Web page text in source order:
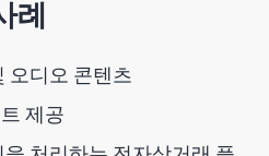
례
오디오 콘텐츠
제공